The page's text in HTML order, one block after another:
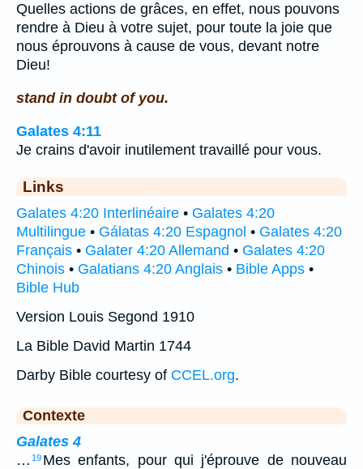
Quelles actions de grâces, en effet, nous pouvons
rendre à Dieu à votre sujet, pour toute la joie que
nous éprouvons à cause de vous, devant notre
Dieu!
stand in doubt of you.
Galates 4:11
Je crains d'avoir inutilement travaillé pour vous.
Links
Galates 4:20 Interlinéaire • Galates 4:20
Multilingue • Gálatas 4:20 Espagnol • Galates 4:20
Français • Galater 4:20 Allemand • Galates 4:20
Chinois • Galatians 4:20 Anglais • Bible Apps •
Bible Hub
Version Louis Segond 1910
La Bible David Martin 1744
Darby Bible courtesy of CCEL.org.
Contexte
Galates 4
… 19 Mes enfants, pour qui j'éprouve de nouveau